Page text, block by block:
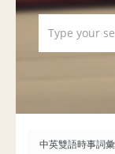
中英雙語時事詞彙